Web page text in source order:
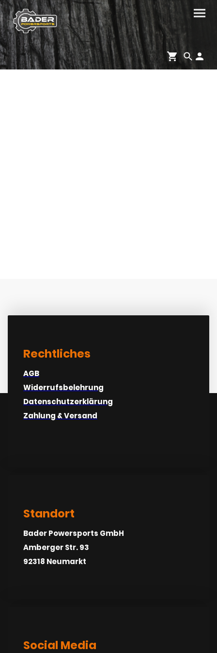
turpis
Rechtliches
AGB
Widerrufsbelehrung
Datenschutzerklärung
Zahlung & Versand
Standort
Bader Powersports GmbH
Amberger Str. 93
92318 Neumarkt
Social Media